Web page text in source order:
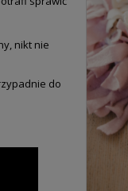
nikt nie
do